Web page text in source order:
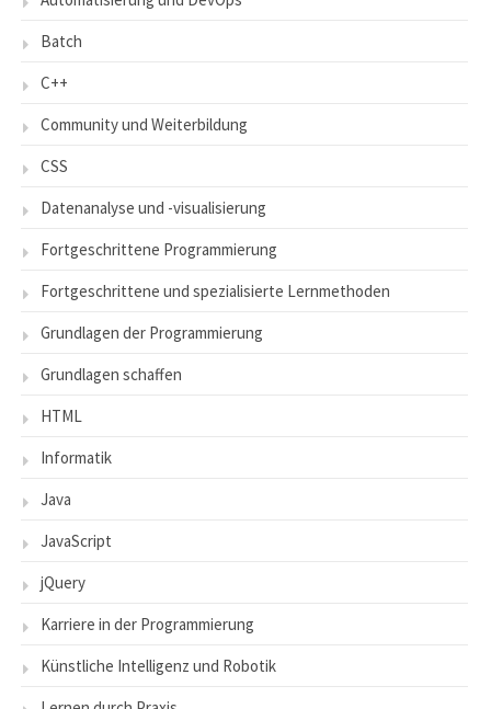
Batch
C++
Community und Weiterbildung
CSS
Datenanalyse und -visualisierung
Fortgeschrittene Programmierung
Fortgeschrittene und spezialisierte Lernmethoden
Grundlagen der Programmierung
Grundlagen schaffen
HTML
Informatik
Java
JavaScript
jQuery
Karriere in der Programmierung
Künstliche Intelligenz und Robotik